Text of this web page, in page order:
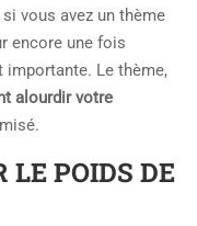
vous avez un thème
encore une fois
Le thème,
alourdir votre
LE POIDS DE